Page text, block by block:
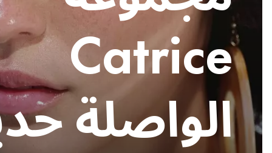
Catrice
الواصلة